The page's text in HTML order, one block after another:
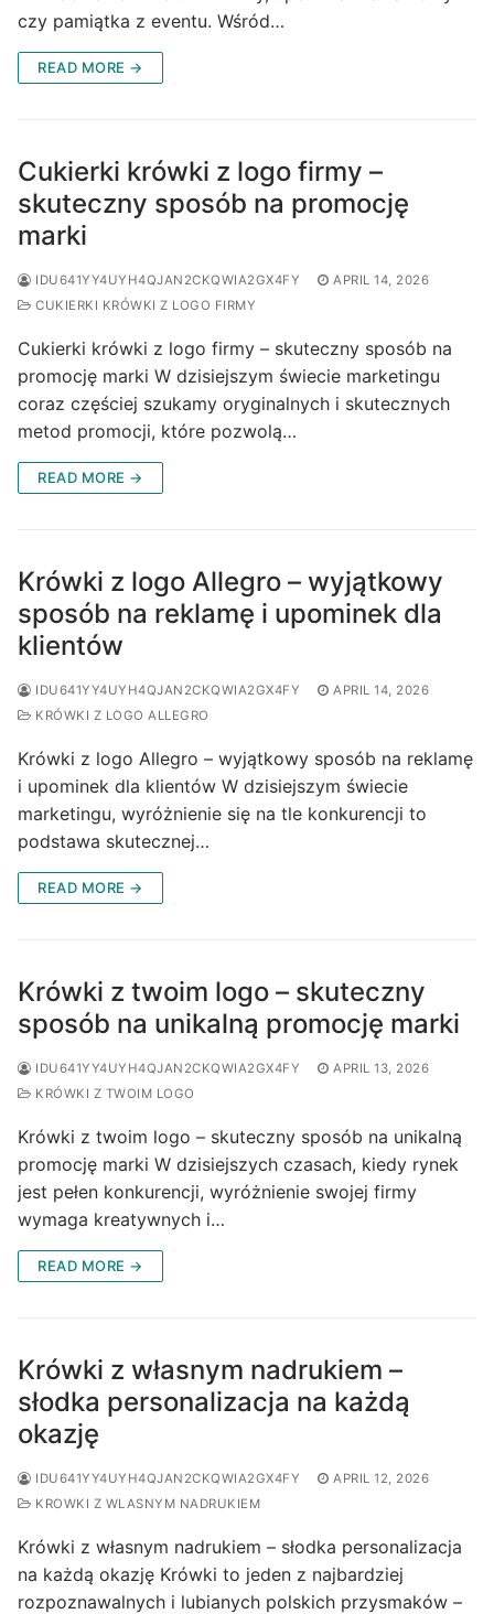
czy pamiątka z eventu. Wśród…
READ MORE →
Cukierki krówki z logo firmy –
skuteczny sposób na promocję
marki
IDU641YY4UYH4QJAN2CKQWIA2GX4FY
APRIL 14, 2026
CUKIERKI KRÓWKI Z LOGO FIRMY
Cukierki krówki z logo firmy – skuteczny sposób na
promocję marki W dzisiejszym świecie marketingu
coraz częściej szukamy oryginalnych i skutecznych
metod promocji, które pozwolą…
READ MORE →
Krówki z logo Allegro – wyjątkowy
sposób na reklamę i upominek dla
klientów
IDU641YY4UYH4QJAN2CKQWIA2GX4FY
APRIL 14, 2026
KRÓWKI Z LOGO ALLEGRO
Krówki z logo Allegro – wyjątkowy sposób na reklamę
i upominek dla klientów W dzisiejszym świecie
marketingu, wyróżnienie się na tle konkurencji to
podstawa skutecznej…
READ MORE →
Krówki z twoim logo – skuteczny
sposób na unikalną promocję marki
IDU641YY4UYH4QJAN2CKQWIA2GX4FY
APRIL 13, 2026
KRÓWKI Z TWOIM LOGO
Krówki z twoim logo – skuteczny sposób na unikalną
promocję marki W dzisiejszych czasach, kiedy rynek
jest pełen konkurencji, wyróżnienie swojej firmy
wymaga kreatywnych i…
READ MORE →
Krówki z własnym nadrukiem –
słodka personalizacja na każdą
okazję
IDU641YY4UYH4QJAN2CKQWIA2GX4FY
APRIL 12, 2026
KROWKI Z WLASNYM NADRUKIEM
Krówki z własnym nadrukiem – słodka personalizacja
na każdą okazję Krówki to jeden z najbardziej
rozpoznawalnych i lubianych polskich przysmaków –